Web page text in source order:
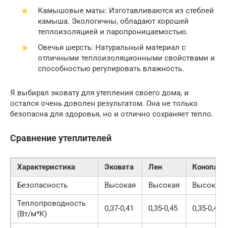
Камышовые маты: Изготавливаются из стеблей
камыша. Экологичны, обладают хорошей
теплоизоляцией и паропроницаемостью.
Овечья шерсть: Натуральный материал с
отличными теплоизоляционными свойствами и
способностью регулировать влажность.
Я выбирал эковату для утепления своего дома, и
остался очень доволен результатом. Она не только
безопасна для здоровья, но и отлично сохраняет тепло.
Сравнение утеплителей
Характеристика Эковата Лен
Конопля
Безопасность
Высокая Высокая
Высокая
Теплопроводность
(Вт/м*К)
0,37-0,41 0,35-0,45 0,35-0,45